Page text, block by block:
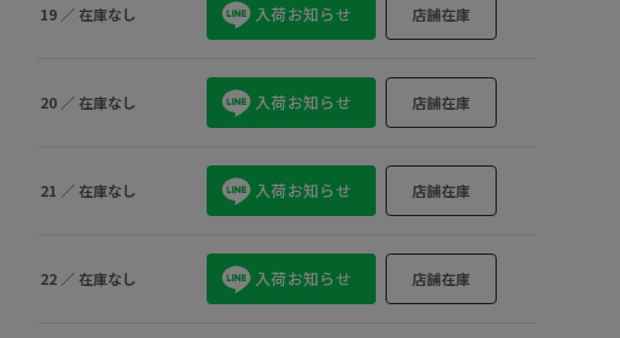
19 ／ 在庫なし 入荷お知らせ 店舗在庫
20 ／ 在庫なし 入荷お知らせ 店舗在庫
21 ／ 在庫なし 入荷お知らせ 店舗在庫
22 ／ 在庫なし 入荷お知らせ 店舗在庫